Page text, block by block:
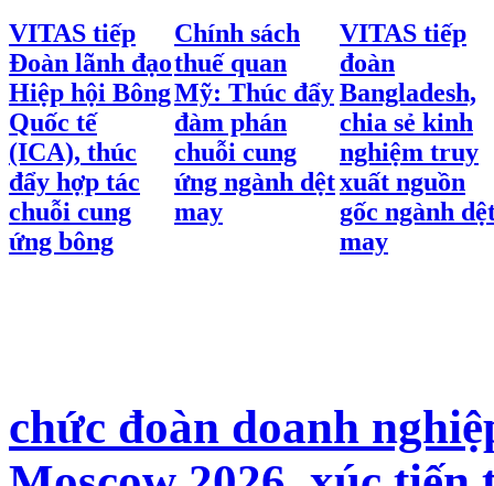
VITAS tiếp
Đoàn lãnh đạo
Hiệp hội Bông
Quốc tế
(ICA), thúc
đẩy hợp tác
chuỗi cung
ứng bông
Chính sách
thuế quan
Mỹ: Thúc đẩy
đàm phán
chuỗi cung
ứng ngành dệt
may
VITAS tiếp
đoàn
Bangladesh,
chia sẻ kinh
nghiệm truy
xuất nguồn
gốc ngành
may
chức đoàn doanh